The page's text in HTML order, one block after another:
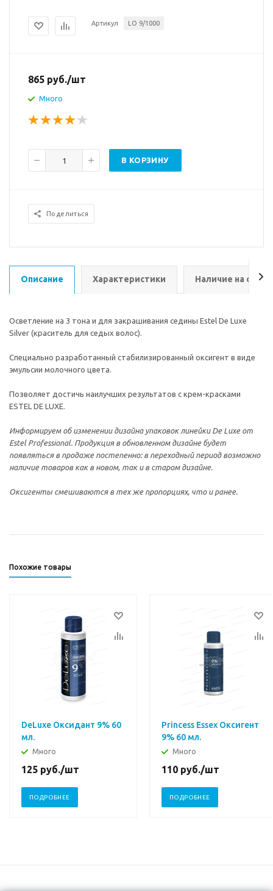
Артикул LO 9/1000
865 руб./шт
Много
В КОРЗИНУ
Поделиться
Описание Характеристики Наличие на
Осветление на 3 тона и для закрашивания седины Estel De Luxe
Silver (краситель для седых волос).
Специально разработанный стабилизированный оксигент в виде
эмульсии молочного цвета.
Позволяет доcтичь наилучших результатов с крем-красками
ESTEL DE LUXE.
Информируем об изменении дизайна упаковок линейки De Luxe от
Estel Professional. Продукция в обновленном дизайне будет
появляться в продаже постепенно: в переходный период возможно
наличие товаров как в новом, так и в старом дизайне.
Оксигенты смешиваются в тех же пропорциях, что и ранее.
Похожие товары
DeLuxe Оксидант 9% 60
мл.
Много
125 руб./шт
ПОДРОБНЕЕ
Princess Essex Оксигент
9% 60 мл.
Много
110 руб./шт
ПОДРОБНЕЕ